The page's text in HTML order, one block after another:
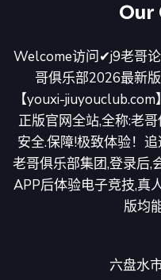
Our
Welcome访问✔j9老哥
哥俱乐部2026最新
【youxi-
正版官网全站,全称:老
安全.保障!极致体验！
老哥俱乐部集团,登录后,
APP后体验电子竞技,真
版均
六盘水